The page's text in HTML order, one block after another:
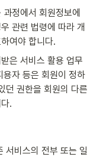
정에서 회원정보에
관련 법령에 따라 개
여야 합니다.
은 서비스 활용 업무
자 등은 회원이 정하
던 권한을 회원의 다른
.
서비스의 전부 또는 일